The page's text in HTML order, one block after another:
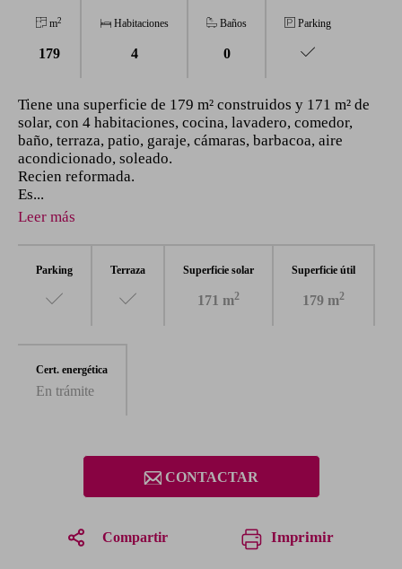
m2
179
Habitaciones
4
Baños
0
Parking
Tiene una superficie de 179 m² construidos y 171 m² de
solar, con 4 habitaciones, cocina, lavadero, comedor,
baño, terraza, patio, garaje, cámaras, barbacoa, aire
acondicionado, soleado.
Recien reformada.
Es...
Leer más
Parking Terraza Superficie solar
171 m2
Superficie útil
179 m2
Cert. energética
En trámite
CONTACTAR
Compartir Imprimir